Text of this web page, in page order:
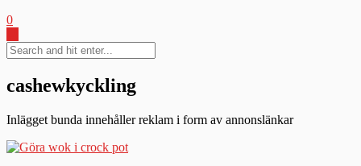
0
cashewkyckling
Inlägget bunda innehåller reklam i form av annonslänkar